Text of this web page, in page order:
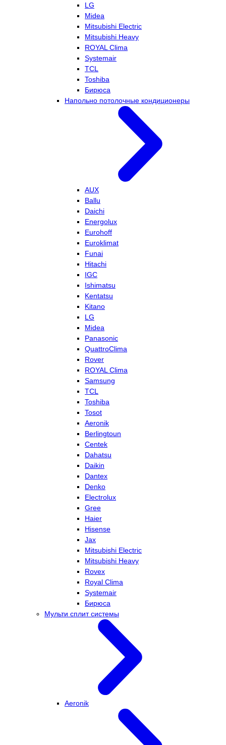
LG
Midea
Mitsubishi Electric
Mitsubishi Heavy
ROYAL Clima
Systemair
TCL
Toshiba
Бирюса
Напольно потолочные кондиционеры
AUX
Ballu
Daichi
Energolux
Eurohoff
Euroklimat
Funai
Hitachi
IGC
Ishimatsu
Kentatsu
Kitano
LG
Midea
Panasonic
QuattroClima
Rover
ROYAL Clima
Samsung
TCL
Toshiba
Tosot
Aeronik
Berlingtoun
Centek
Dahatsu
Daikin
Dantex
Denko
Electrolux
Gree
Haier
Hisense
Jax
Mitsubishi Electric
Mitsubishi Heavy
Rovex
Royal Clima
Systemair
Бирюса
Мульти сплит системы
Aeronik